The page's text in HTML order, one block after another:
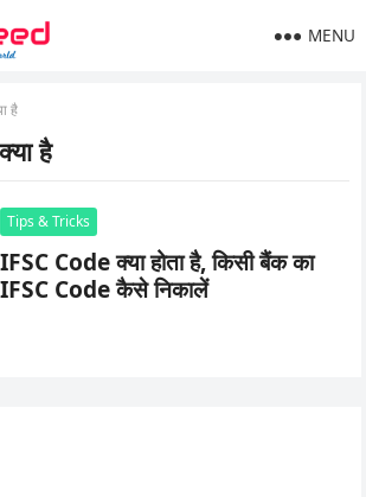
MENU
है
है
Tips & Tricks
IFSC Code क्या होता है, किसी बैंक का
IFSC Code कैसे निकालें